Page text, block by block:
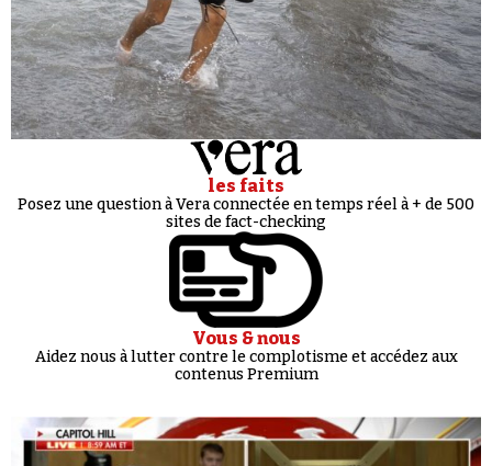
les faits
Posez une question à Vera connectée en temps réel à + de 500
sites de fact-checking
Vous & nous
Aidez nous à lutter contre le complotisme et accédez aux
contenus Premium